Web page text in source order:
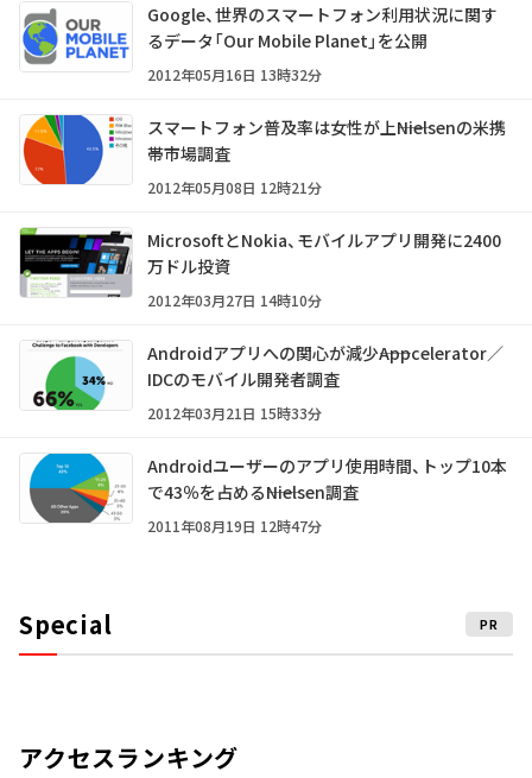
Google、世界のスマートフォン利用状況に関す
るデータ「Our Mobile Planet」を公開
2012年05月16日 13時32分
スマートフォン普及率は女性が上――Nielsenの米携
帯市場調査
2012年05月08日 12時21分
MicrosoftとNokia、モバイルアプリ開発に2400
万ドル投資
2012年03月27日 14時10分
Androidアプリへの関心が減少――Appcelerator／
IDCのモバイル開発者調査
2012年03月21日 15時33分
Androidユーザーのアプリ使用時間、トップ10本
で43％を占める――Nielsen調査
2011年08月19日 12時47分
Special PR
アクセスランキング